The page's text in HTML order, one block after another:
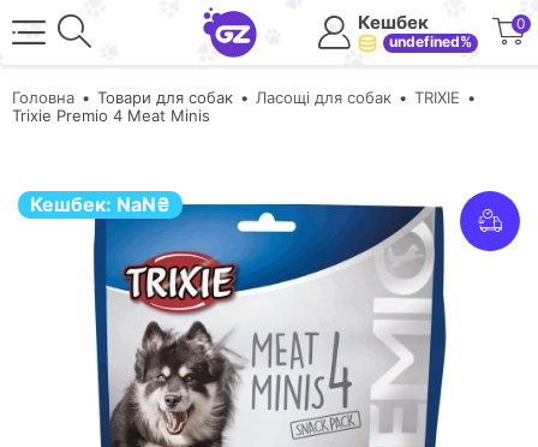
Кешбек
undefined%
0
Головна Товари для собак Ласощі для собак
TRIXIE
Trixie Premio 4 Meat Minis
Кешбек: NaN₴